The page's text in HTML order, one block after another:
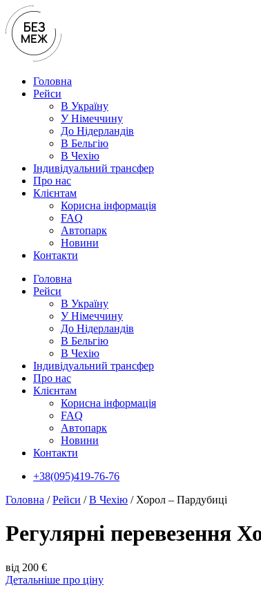
Перейти
до
вмісту
Головна
Рейси
В Україну
У Нiмеччину
До Нідерландів
В Бельгію
В Чехiю
Індивідуальний трансфер
Про нас
Клієнтам
Корисна інформація
FAQ
Автопарк
Новини
Контакти
Головна
Рейси
В Україну
У Нiмеччину
До Нідерландів
В Бельгію
В Чехiю
Індивідуальний трансфер
Про нас
Клієнтам
Корисна інформація
FAQ
Автопарк
Новини
Контакти
+38(095)419-76-76
Головна /Рейси /В Чехiю / Хорол – Пардубиці
Регулярні перевезення
від 200 €
Детальніше про ціну